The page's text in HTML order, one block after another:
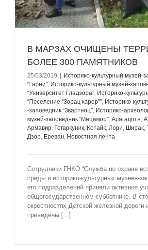
В МАРЗАХ ОЧИЩЕНЫ
БОЛЕЕ 300 ПАМЯТНИКОВ
25/03/2019
Историко-культурный музей-
“Гарни”, Историко-культурный музей-
“Университет Гладзорa”, Историко-
“Поселение “Зорац карер””, Историко-
-заповедник “Звартноц”, Историко-
музей-заповедник “Мецамор”, Арагацотн,
Армавир, Гегаркуник, Котайк, Лори, Ширак,
Дзор, Ереван, Новостная лента
Сотрудники ГНКО “Служба по охране
среды и историко-культурных музеев-
его подразделений приняли активное
общегосударственном субботнике. В
окрестностях Детской железной
приведены [...]